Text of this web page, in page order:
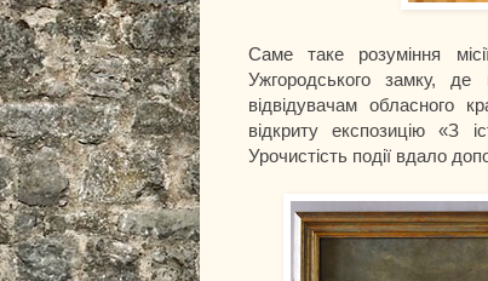
Саме таке розуміння
Ужгородського замку, де
відвідувачам обласного
відкриту експозицію «З
Урочистість події вдало